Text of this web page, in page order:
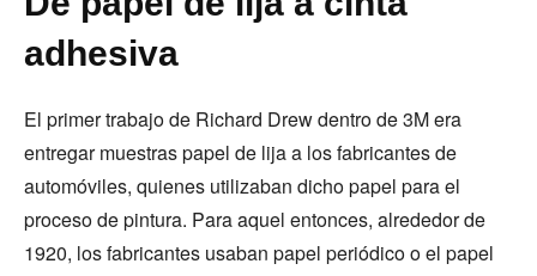
adhesiva
El primer trabajo de Richard Drew dentro de 3M era
entregar muestras papel de lija a los fabricantes de
automóviles, quienes utilizaban dicho papel para el
proceso de pintura. Para aquel entonces, alrededor de
1920, los fabricantes usaban papel periódico o el papel